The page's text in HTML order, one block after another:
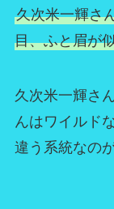
久次米一輝さ
目、ふと眉が
久次米一輝さ
んはワイルド
違う系統なの